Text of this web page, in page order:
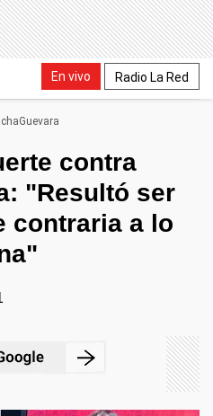
En vivo Radio La Red
contra
"Resultó ser
contraria a lo